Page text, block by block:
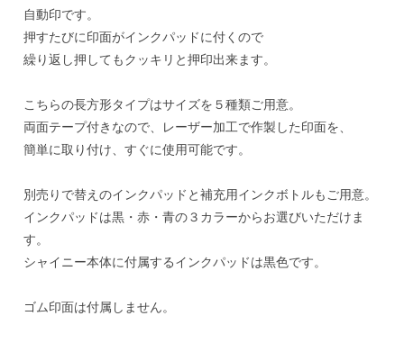
自動印です。
押すたびに印面がインクパッドに付くので
繰り返し押してもクッキリと押印出来ます。
こちらの長方形タイプはサイズを５種類ご用意。
両面テープ付きなので、レーザー加工で作製した印面を、
簡単に取り付け、すぐに使用可能です。
別売りで替えのインクパッドと補充用インクボトルもご用意。
インクパッドは黒・赤・青の３カラーからお選びいただけま
す。
シャイニー本体に付属するインクパッドは黒色です。
ゴム印面は付属しません。